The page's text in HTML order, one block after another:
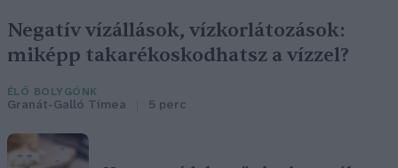
Negatív vízállások, vízkorlátozások:
miképp takarékoskodhatsz a vízzel?
ÉLŐ BOLYGÓNK
Granát-Galló Tímea 5 perc